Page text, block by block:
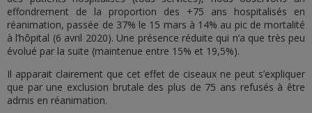
effondrement de la proportion des +75 ans hospitalisés en
réanimation, passée de 37% le 15 mars à 14% au pic de mortalité
à l’hôpital (6 avril 2020). Une présence réduite qui n’a que très peu
évolué par la suite (maintenue entre 15% et 19,5%).
Il apparait clairement que cet effet de ciseaux ne peut s’expliquer
que par une exclusion brutale des plus de 75 ans refusés à être
admis en réanimation.